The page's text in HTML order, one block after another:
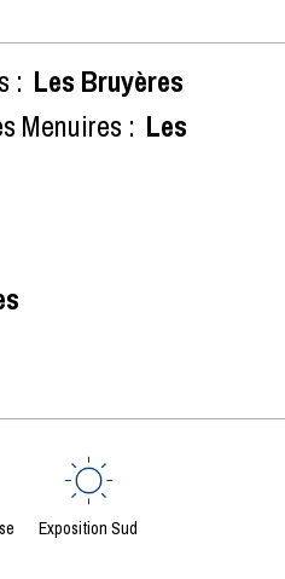
: Les Bruyères
Menuires : Les
Exposition Sud